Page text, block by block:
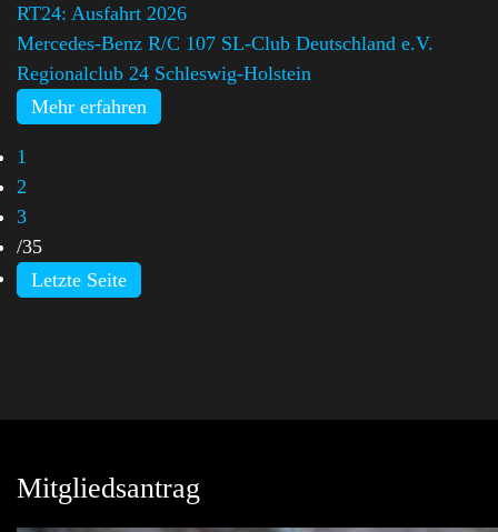
RT24: Ausfahrt 2026
Mercedes-Benz R/C 107 SL-Club Deutschland e.V.
Regionalclub 24 Schleswig-Holstein
Mehr erfahren
1
2
3
/35
Letzte Seite
Mitgliedsantrag